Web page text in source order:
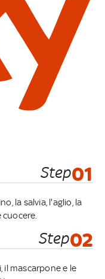
Step01
la salvia, l'aglio, la
Step02
il mascarpone e le